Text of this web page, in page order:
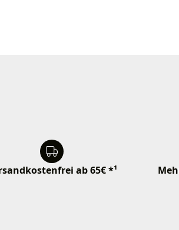
ab 65€ *¹